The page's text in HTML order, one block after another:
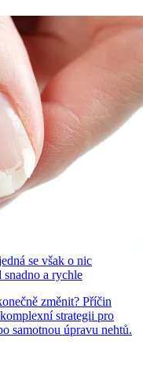
se však o nic
a rychle
změnit? Příčin
strategii pro
samotnou úpravu nehtů.